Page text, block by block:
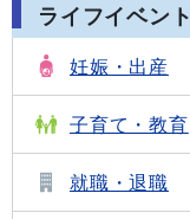
ライフイベント
妊娠・出産
子育て・教育
就職・退職